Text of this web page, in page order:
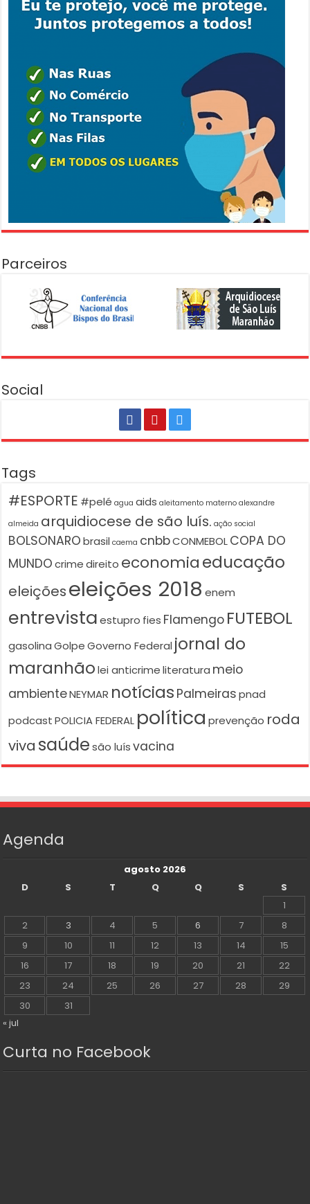
Parceiros
Social
Tags
#ESPORTE #pelé agua aids aleitamento materno alexandre
almeida arquidiocese de são luís. ação social
BOLSONARO brasil caema cnbbCONMEBOLCOPA DO
MUNDO crime direito economiaeducação
eleiçõeseleições 2018 enem
entrevista estupro fies Flamengo FUTEBOL
gasolina Golpe Governo Federal jornal do
maranhão lei anticrime literatura meio
ambienteNEYMAR notícias Palmeiras pnad
podcast POLICIA FEDERAL política prevenção roda
viva saúde são luís vacina
Agenda
agosto 2026
D
S T Q Q S
S
1
2
3 4 5 6 7
8
9
10 11 12 13 14
15
16
17 18 19 20 21
22
23
24 25 26 27 28
29
30
31
« jul
Curta no Facebook